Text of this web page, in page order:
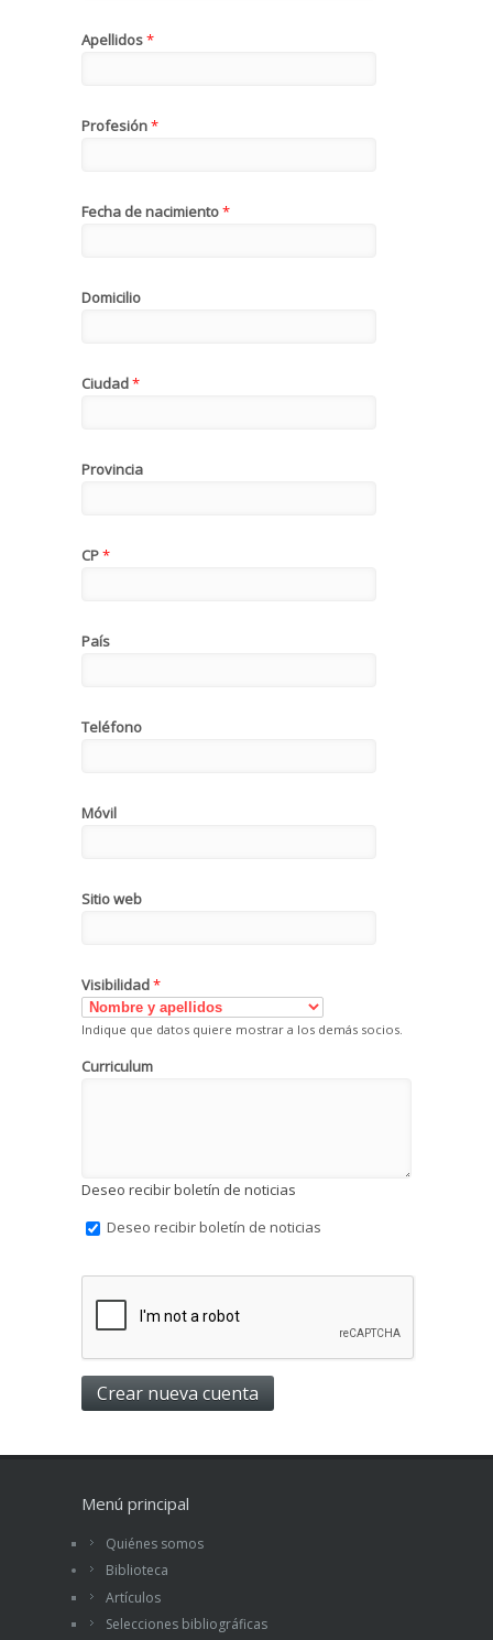
Apellidos*
Profesión*
Fecha de nacimiento*
Domicilio
Ciudad*
Provincia
CP*
País
Teléfono
Móvil
Sitio web
Visibilidad*
Indique que datos quiere mostrar a los demás socios.
Curriculum
Deseo recibir boletín de noticias
Deseo recibir boletín de noticias
Menú principal
Quiénes somos
Biblioteca
Artículos
Selecciones bibliográficas